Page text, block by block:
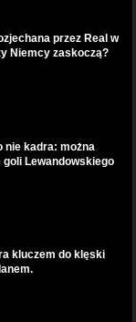
przez Real w
Niemcy zaskoczą?
nie kadra: można
Lewandowskiego
kluczem do klęski